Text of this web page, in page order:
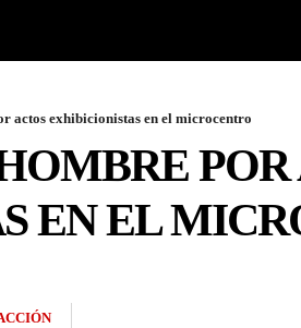
actos exhibicionistas en el microcentro
POR
EN EL